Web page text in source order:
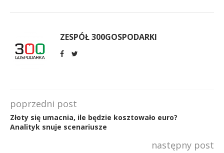
ZESPÓŁ 300GOSPODARKI
poprzedni post
Złoty się umacnia, ile będzie kosztowało euro?
Analityk snuje scenariusze
następny post